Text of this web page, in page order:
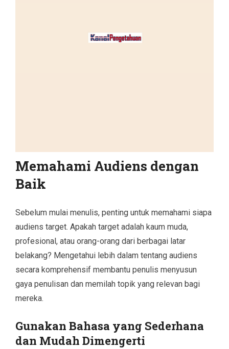
Memahami Audiens dengan
Baik
Sebelum mulai menulis, penting untuk memahami siapa
audiens target. Apakah target adalah kaum muda,
profesional, atau orang-orang dari berbagai latar
belakang? Mengetahui lebih dalam tentang audiens
secara komprehensif membantu penulis menyusun
gaya penulisan dan memilah topik yang relevan bagi
mereka.
Gunakan Bahasa yang Sederhana
dan Mudah Dimengerti